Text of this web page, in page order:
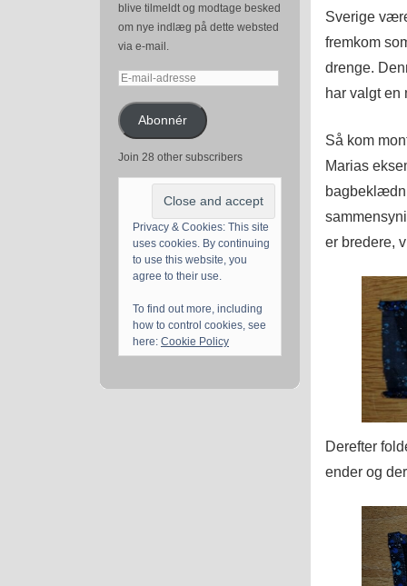
blive tilmeldt og modtage besked
om nye indlæg på dette websted
via e-mail.
E-
adresseAbonnér
Join 28 other subscribers
Privacy & Cookies: This site
uses cookies. By continuing
to use this website, you
agree to their use.
To find out more, including
how to control cookies, see
here: Cookie Policy
Sverige
fremkom
drenge.
har valgt en
Så kom
Marias
er bredere,
Derefter
ender og